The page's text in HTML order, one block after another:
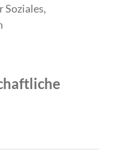
Soziales,